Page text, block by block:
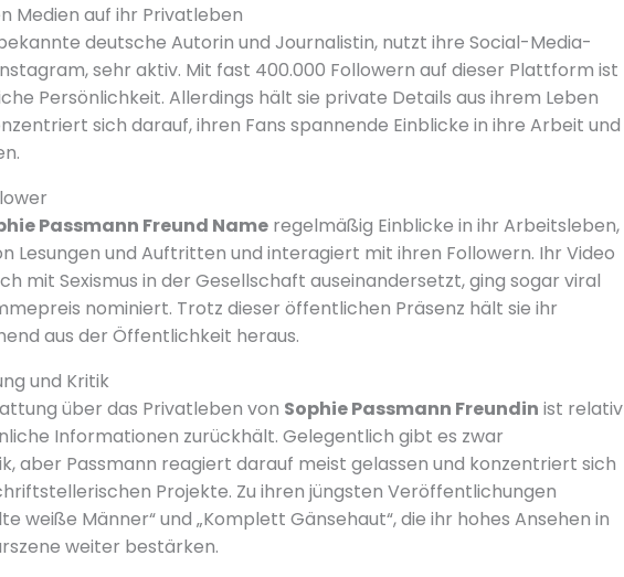
Medien auf ihr Privatleben
deutsche Autorin und Journalistin, nutzt ihre Social-Media-
sehr aktiv. Mit fast 400.000 Followern auf dieser Plattform ist
Persönlichkeit. Allerdings hält sie private Details aus ihrem Leben
sich darauf, ihren Fans spannende Einblicke in ihre Arbeit und
Passmann Freund Nameregelmäßig Einblicke in ihr Arbeitsleben,
Lesungen und Auftritten und interagiert mit ihren Followern. Ihr Video
mit Sexismus in der Gesellschaft auseinandersetzt, ging sogar viral
nominiert. Trotz dieser öffentlichen Präsenz hält sie ihr
aus der Öffentlichkeit heraus.
und Kritik
über das Privatleben von Sophie Passmann Freundin ist relativ
Informationen zurückhält. Gelegentlich gibt es zwar
aber Passmann reagiert darauf meist gelassen und konzentriert sich
Projekte. Zu ihren jüngsten Veröffentlichungen
weiße Männer“ und „Komplett Gänsehaut“, die ihr hohes Ansehen in
weiter bestärken.